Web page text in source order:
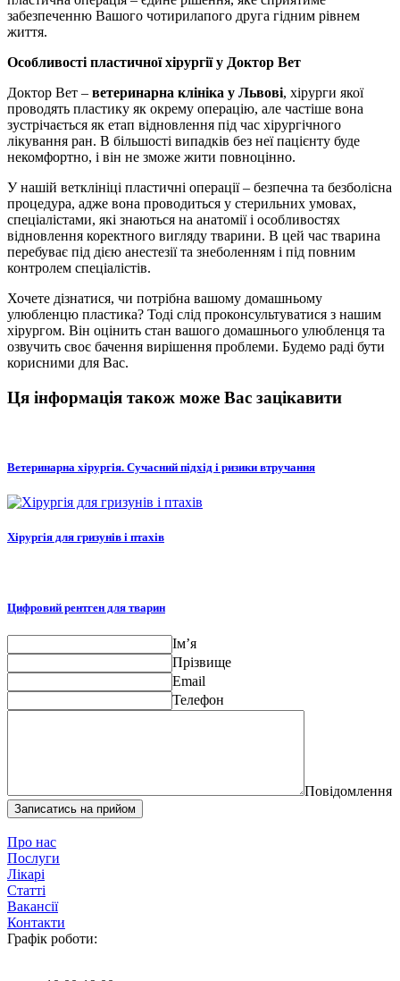
забезпеченню Вашого чотирилапого друга гідним рівнем
життя.
Особливості пластичної хірургії у Доктор Вет
Доктор Вет – ветеринарна клініка у Львові, хірурги якої
проводять пластику як окрему операцію, але частіше вона
зустрічається як етап відновлення під час хірургічного
лікування ран. В більшості випадків без неї пацієнту буде
некомфортно, і він не зможе жити повноцінно.
У нашій ветклініці пластичні операції – безпечна та безболісна
процедура, адже вона проводиться у стерильних умовах,
спеціалістами, які знаються на анатомії і особливостях
відновлення коректного вигляду тварини. В цей час тварина
перебуває під дією анестезії та знеболенням і під повним
контролем спеціалістів.
Хочете дізнатися, чи потрібна вашому домашньому
улюбленцю пластика? Тоді слід проконсультуватися з нашим
хірургом. Він оцінить стан вашого домашнього улюбленця та
озвучить своє бачення вирішення проблеми. Будемо раді бути
корисними для Вас.
Ця інформація також може Вас зацікавити
Ветеринарна хірургія. Сучасний підхід і ризики втручання
Хірургія для гризунів і птахів
Цифровий рентген для тварин
Ім’я
Прізвище
Email
Телефон
Повідомлення
Записатись на прийом
Про нас
Послуги
Лікарі
Статті
Вакансії
Контакти
Графік роботи: